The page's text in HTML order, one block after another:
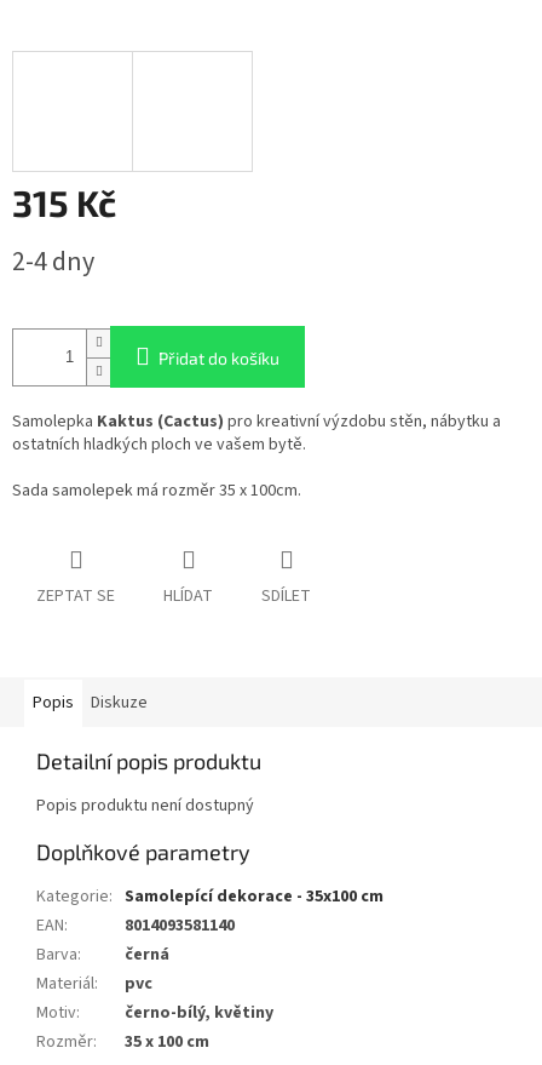
315 Kč
cena:
2-4 dny
Přidat do košíku
Samolepka Kaktus (Cactus) pro kreativní výzdobu stěn, nábytku a
ostatních hladkých ploch ve vašem bytě.
Sada samolepek má rozměr 35 x 100cm.
ZEPTAT SE HLÍDAT SDÍLET
Popis Diskuze
Detailní popis produktu
Popis produktu není dostupný
Doplňkové parametry
Kategorie: Samolepící dekorace - 35x100 cm
EAN:
8014093581140
Barva:
černá
Materiál:
pvc
Motiv:
černo-bílý, květiny
Rozměr: 35 x 100 cm